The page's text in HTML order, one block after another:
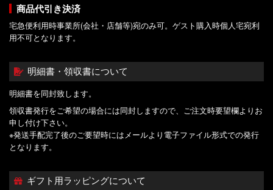
商品代引き決済
宅急便利用時事業所(会社・店舗等)宛のみ可。ゲスト購入時個人宅宛利
用不可となります。
明細書・領収書について
明細書を同封致します。
領収書発行をご希望の場合には同封しますので、ご注文時要望欄よりお
申し付け下さい。
※発送手配完了後のご要望時にはメールより電子ファイル形式での発行
となります。
ギフト用ラッピングについて